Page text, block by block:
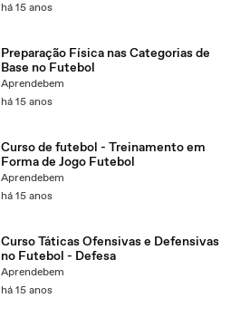
há 15 anos
Preparação Física nas Categorias de
Base no Futebol
Aprendebem
há 15 anos
Curso de futebol - Treinamento em
Forma de Jogo Futebol
Aprendebem
há 15 anos
Curso Táticas Ofensivas e Defensivas
no Futebol - Defesa
Aprendebem
há 15 anos